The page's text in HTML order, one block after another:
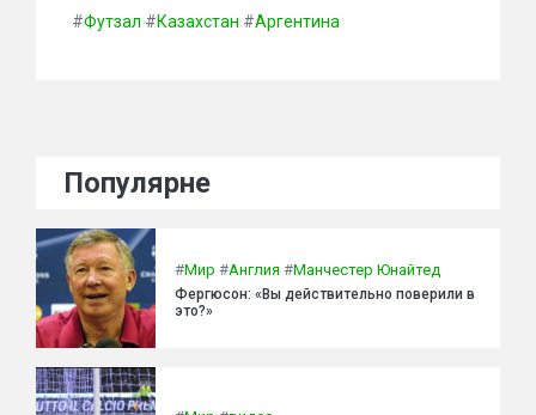
#Футзал #Казахстан #Аргентина
Популярне
#Мир #Англия #Манчестер Юнайтед
Фергюсон: «Вы действительно поверили в
это?»